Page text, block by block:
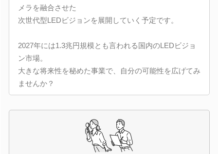
メラを融合させた
次世代型LEDビジョンを展開していく予定です。
2027年には1.3兆円規模とも言われる国内のLEDビジョ
ン市場。
大きな将来性を秘めた事業で、自分の可能性を広げてみ
ませんか？